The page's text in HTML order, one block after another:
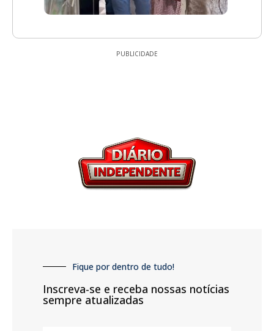
PUBLICIDADE
Fique por dentro de tudo!
Inscreva-se e receba nossas notícias
sempre atualizadas